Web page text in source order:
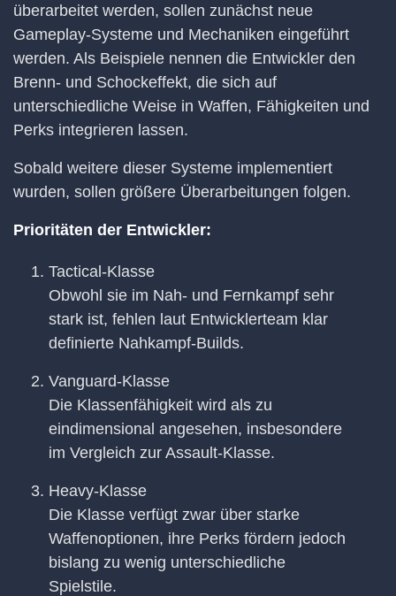
überarbeitet werden, sollen zunächst neue
Gameplay-Systeme und Mechaniken eingeführt
werden. Als Beispiele nennen die Entwickler den
Brenn- und Schockeffekt, die sich auf
unterschiedliche Weise in Waffen, Fähigkeiten und
Perks integrieren lassen.
Sobald weitere dieser Systeme implementiert
wurden, sollen größere Überarbeitungen folgen.
Prioritäten der Entwickler:
Tactical-Klasse
Obwohl sie im Nah- und Fernkampf sehr
stark ist, fehlen laut Entwicklerteam klar
definierte Nahkampf-Builds.
Vanguard-Klasse
Die Klassenfähigkeit wird als zu
eindimensional angesehen, insbesondere
im Vergleich zur Assault-Klasse.
Heavy-Klasse
Die Klasse verfügt zwar über starke
Waffenoptionen, ihre Perks fördern jedoch
bislang zu wenig unterschiedliche
Spielstile.